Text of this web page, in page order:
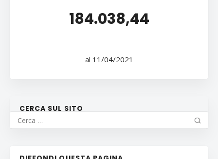
184.038,44
al 11/04/2021
CERCA SUL SITO